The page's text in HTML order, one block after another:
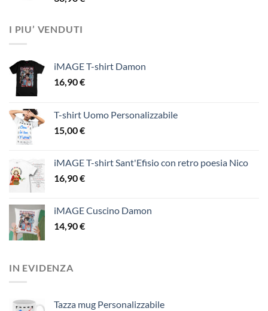
I PIU’ VENDUTI
iMAGE T-shirt Damon
16,90€
T-shirt Uomo Personalizzabile
15,00€
iMAGE T-shirt Sant'Efisio con retro poesia Nico
16,90€
iMAGE Cuscino Damon
14,90€
IN EVIDENZA
Tazza mug Personalizzabile